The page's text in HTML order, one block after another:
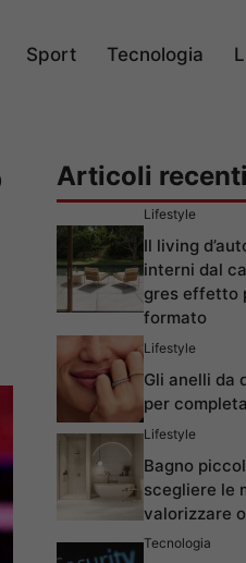
Sport Tecnologia
Articoli recenti
Lifestyle
Il living
interni dal
gres effetto
formato
Lifestyle
Gli anelli da
per
Lifestyle
Bagno
scegliere le
valorizzare
Tecnologia